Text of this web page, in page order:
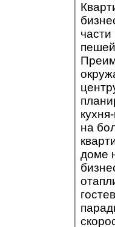
на
доме